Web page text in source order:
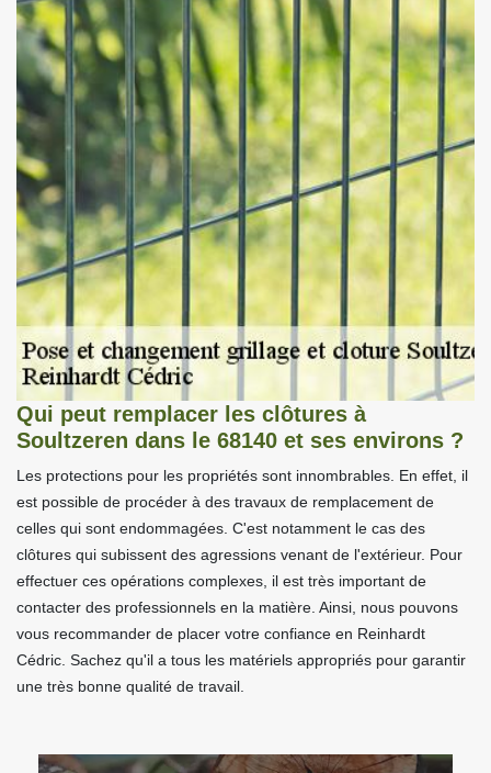
Qui peut remplacer les clôtures à
Soultzeren dans le 68140 et ses environs ?
Les protections pour les propriétés sont innombrables. En effet, il
est possible de procéder à des travaux de remplacement de
celles qui sont endommagées. C'est notamment le cas des
clôtures qui subissent des agressions venant de l'extérieur. Pour
effectuer ces opérations complexes, il est très important de
contacter des professionnels en la matière. Ainsi, nous pouvons
vous recommander de placer votre confiance en Reinhardt
Cédric. Sachez qu'il a tous les matériels appropriés pour garantir
une très bonne qualité de travail.